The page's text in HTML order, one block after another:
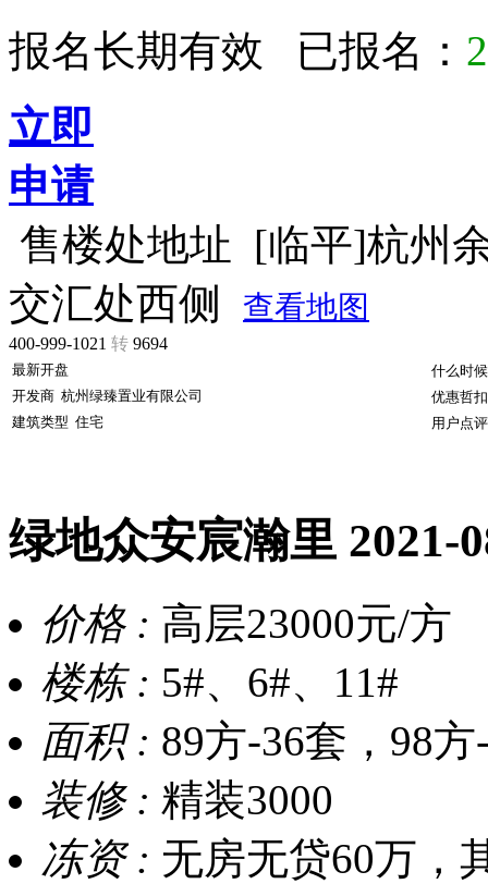
报名长期有效 已报名：
立即
申请
售楼处地址 [临平]杭州
交汇处西侧
查看地图
400-999-1021 转 9694
最新开盘
什么时
开发商 杭州绿臻置业有限公司
优惠哲扣
建筑类型 住宅 用户点评
绿地众安宸瀚里 2021-
价格 : 高层23000元/方
楼栋 : 5#、6#、11#
面积 : 89方-36套，98
装修 : 精装3000
冻资 : 无房无贷60万，